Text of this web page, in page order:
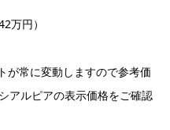
万円）
が常に変動しますので参考価
アルピアの表示価格をご確認